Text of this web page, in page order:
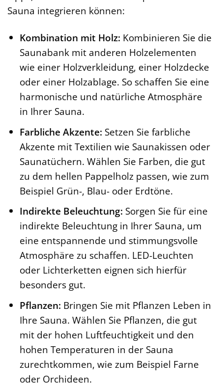
Sauna integrieren können:
Kombination mit Holz: Kombinieren Sie die
Saunabank mit anderen Holzelementen
wie einer Holzverkleidung, einer Holzdecke
oder einer Holzablage. So schaffen Sie eine
harmonische und natürliche Atmosphäre
in Ihrer Sauna.
Farbliche Akzente: Setzen Sie farbliche
Akzente mit Textilien wie Saunakissen oder
Saunatüchern. Wählen Sie Farben, die gut
zu dem hellen Pappelholz passen, wie zum
Beispiel Grün-, Blau- oder Erdtöne.
Indirekte Beleuchtung: Sorgen Sie für eine
indirekte Beleuchtung in Ihrer Sauna, um
eine entspannende und stimmungsvolle
Atmosphäre zu schaffen. LED-Leuchten
oder Lichterketten eignen sich hierfür
besonders gut.
Pflanzen: Bringen Sie mit Pflanzen Leben in
Ihre Sauna. Wählen Sie Pflanzen, die gut
mit der hohen Luftfeuchtigkeit und den
hohen Temperaturen in der Sauna
zurechtkommen, wie zum Beispiel Farne
oder Orchideen.